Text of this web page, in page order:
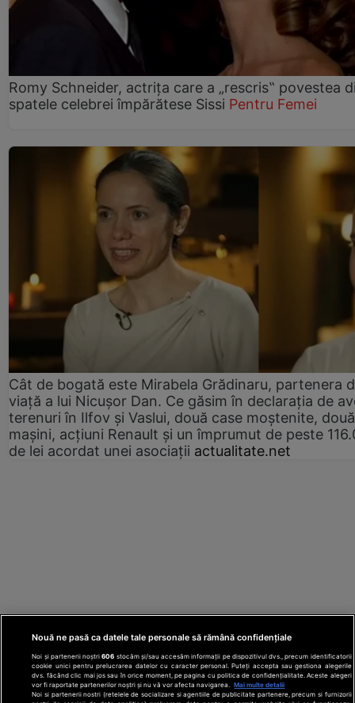
Romy Schneider, actrița care a „rescris‟ povestea
spatele celebrei împărătese Sissi Pentru Femei
Cât de bogată este Mirabela Grădinaru, partenera
viață a lui Nicușor Dan. Ce găsim în declarația de
terenuri în Ilfov și Vaslui, două case moștenite, două
mașini, acțiuni Renault și un împrumut de peste
de lei acordat unei asociații actualitate.net
Nouă ne pasă ca datele tale personale să rămână confidențiale
Noi și partenerii noștri606 stocăm și/sau accesăm informații pe dispozitivul dvs., precum identificatorii
cookie unici pentru prelucrarea datelor cu caracter personal. Puteți accepta sau gestiona alegerile
dvs. făcând clic mai jos sau în orice moment, pe pagina cu politica de confidențialitate. Aceste alegeri
vor fi raportate partenerilor noștri și nu vă vor afecta navigarea.
Mai multe detalii
Noi si partenerii nostri (retelele de socializare si agentiile de publicitate partenere, precum si furnizorii